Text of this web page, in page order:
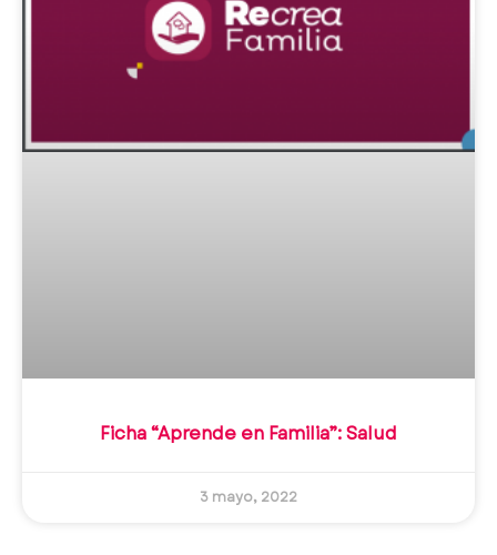
Ficha “Aprende en Familia”: Salud
3 mayo, 2022